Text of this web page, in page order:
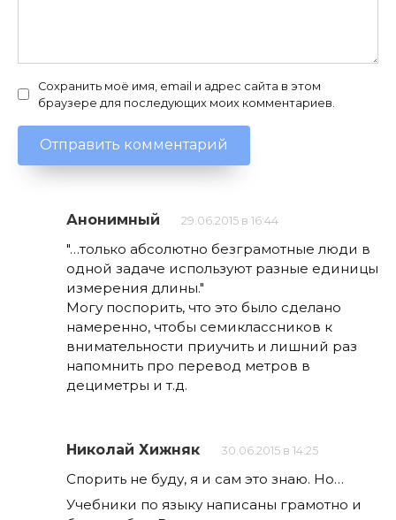
Сохранить моё имя, email и адрес сайта в этом
браузере для последующих моих комментариев.
Анонимный 29.06.2015 в 16:44
"…только абсолютно безграмотные люди в
одной задаче используют разные единицы
измерения длины."
Могу поспорить, что это было сделано
намеренно, чтобы семиклассников к
внимательности приучить и лишний раз
напомнить про перевод метров в
дециметры и т.д.
Николай Хижняк 30.06.2015 в 14:25
Спорить не буду, я и сам это знаю. Но…
Учебники по языку написаны грамотно и